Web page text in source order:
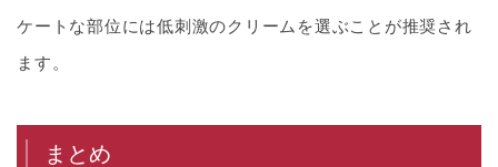
ケートな部位には低刺激のクリームを選ぶことが推奨され
ます。
まとめ